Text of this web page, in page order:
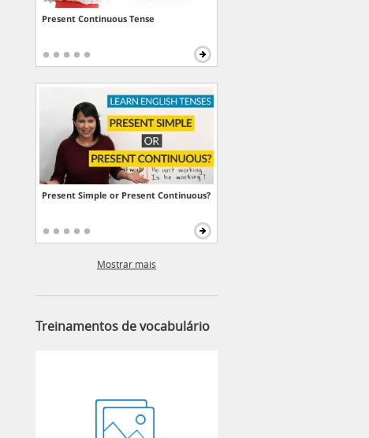
Present Continuous Tense
Present Simple or Present Continuous?
Mostrar mais
Treinamentos de vocabulário